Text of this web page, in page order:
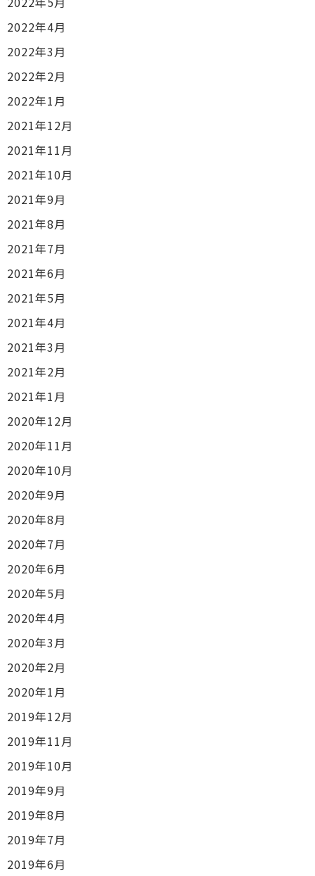
2022年4月
2022年3月
2022年2月
2022年1月
2021年12月
2021年11月
2021年10月
2021年9月
2021年8月
2021年7月
2021年6月
2021年5月
2021年4月
2021年3月
2021年2月
2021年1月
2020年12月
2020年11月
2020年10月
2020年9月
2020年8月
2020年7月
2020年6月
2020年5月
2020年4月
2020年3月
2020年2月
2020年1月
2019年12月
2019年11月
2019年10月
2019年9月
2019年8月
2019年7月
2019年6月